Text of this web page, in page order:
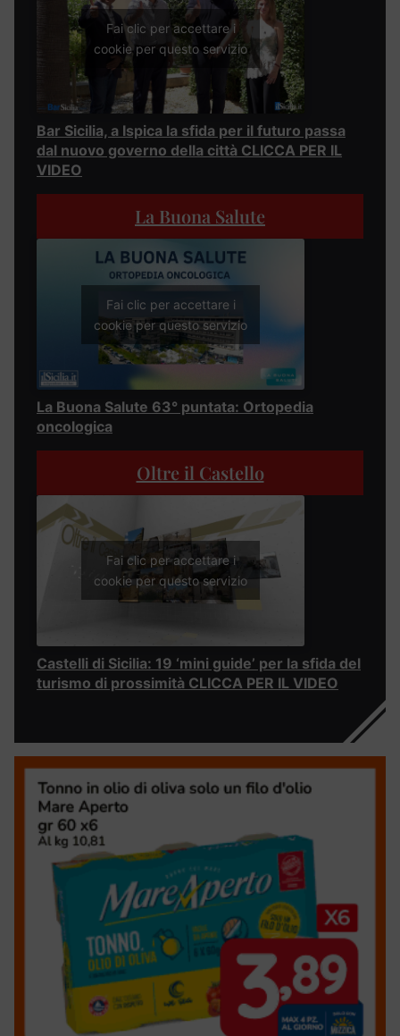
Fai clic per accettare i
cookie per questo servizio
Bar Sicilia, a Ispica la sfida per il futuro passa
dal nuovo governo della città CLICCA PER IL
VIDEO
La Buona Salute
Fai clic per accettare i
cookie per questo servizio
La Buona Salute 63° puntata: Ortopedia
oncologica
Oltre il Castello
Fai clic per accettare i
cookie per questo servizio
Castelli di Sicilia: 19 ‘mini guide’ per la sfida del
turismo di prossimità CLICCA PER IL VIDEO